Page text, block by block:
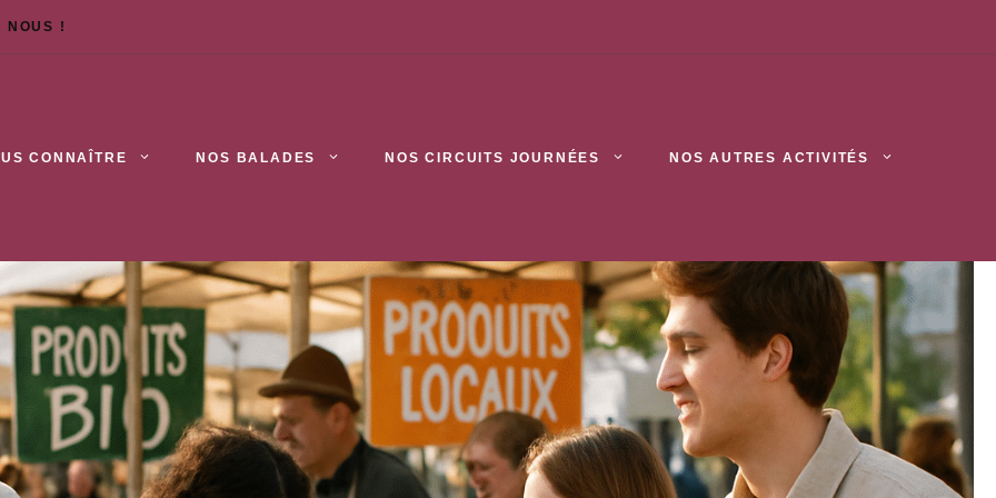
NOUS !
CONNAÎTRE NOS BALADES NOS CIRCUITS JOURNÉES NOS AUTRES ACTIVITÉS